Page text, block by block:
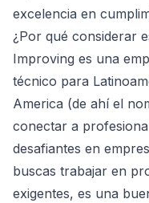
excelencia en
¿Por qué considerar
Improving es una
técnico para
America (de ahí el
conectar a
desafiantes en
buscas trabajar en
exigentes, es una